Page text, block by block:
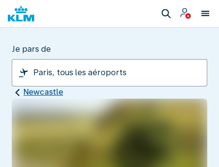
Je pars de
Newcastle